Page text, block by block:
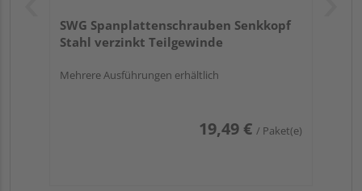
SWG Spanplattenschrauben Senkkopf
Stahl verzinkt Teilgewinde
Mehrere Ausführungen erhältlich
19,49 € / Paket(e)